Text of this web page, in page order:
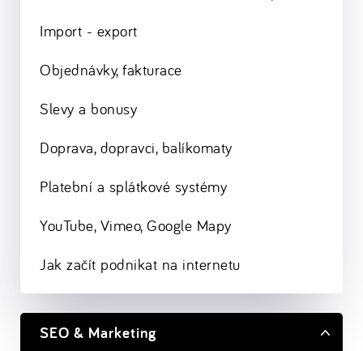
Import - export
Objednávky, fakturace
Slevy a bonusy
Doprava, dopravci, balíkomaty
Platební a splátkové systémy
YouTube, Vimeo, Google Mapy
Jak začít podnikat na internetu
SEO & Marketing